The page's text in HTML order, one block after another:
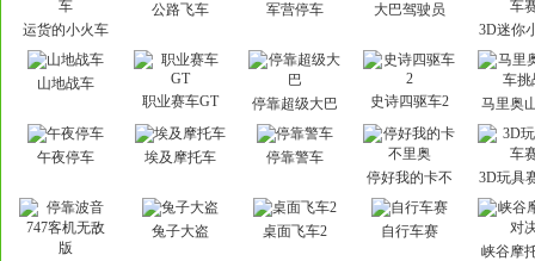
运货的小火车
公路飞车 军营停车
大巴驾驶员
3D迷你
山地战车
职业赛车GT
停靠超级大巴 史诗四驱车2
马里奥
午夜停车 埃及摩托车
停靠警车
停好我的卡不
3D玩具
兔子大盗 桌面飞车2
自行车赛
峡谷摩